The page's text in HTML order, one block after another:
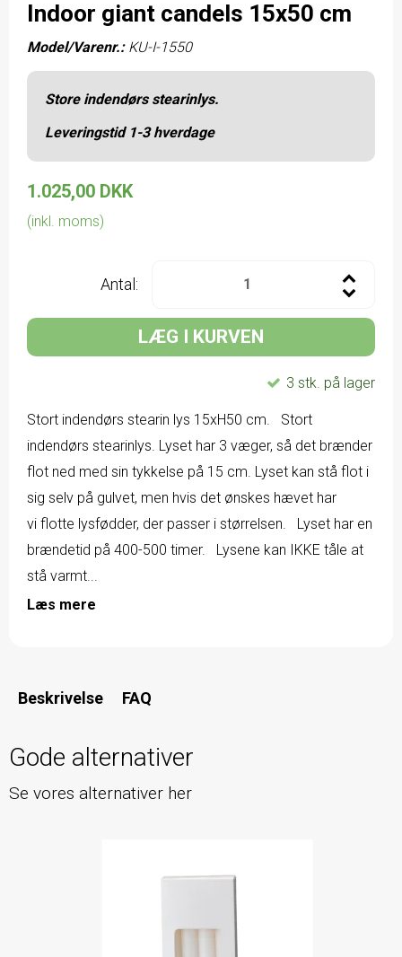
Indoor giant candels 15x50 cm
Model/Varenr.: KU-I-1550
Store indendørs stearinlys.
Leveringstid 1-3 hverdage
1.025,00 DKK
(inkl. moms)
Antal:
LÆG I KURVEN
3 stk. på lager
Stort indendørs stearin lys 15xH50 cm. Stort
indendørs stearinlys. Lyset har 3 væger, så det brænder
flot ned med sin tykkelse på 15 cm. Lyset kan stå flot i
sig selv på gulvet, men hvis det ønskes hævet har
vi flotte lysfødder, der passer i størrelsen. Lyset har en
brændetid på 400-500 timer. Lysene kan IKKE tåle at
stå varmt...
Læs mere
Beskrivelse FAQ
Gode alternativer
Se vores alternativer her